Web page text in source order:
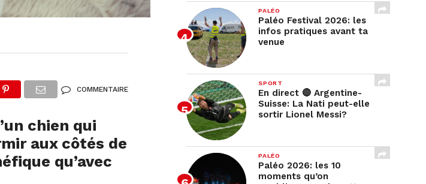
COMMENTAIRE
chien qui
aux côtés de
qu’avec
PALÉO
Paléo Festival 2026: les
infos pratiques avant ta
venue
SPORT
En direct 🔴 Argentine-
Suisse: La Nati peut-elle
sortir Lionel Messi?
PALÉO
Paléo 2026: les 10
moments qu’on